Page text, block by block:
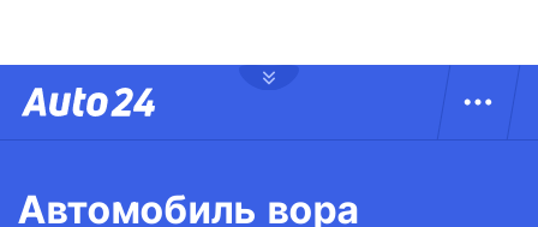
Автомобиль вора